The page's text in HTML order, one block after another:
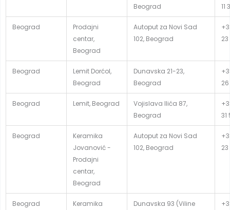
Beograd
11
Beograd
Prodajni
centar,
Beograd
Autoput za Novi Sad
102, Beograd
23
Beograd
Lemit Dorćol,
Beograd
Dunavska 21-23,
Beograd
Beograd Lemit, Beograd
Vojislava Ilića 87,
Beograd
31
Beograd
Keramika
Jovanović -
Prodajni
centar,
Beograd
Autoput za Novi Sad
102, Beograd
23
Beograd
Keramika
Dunavska 93 (Viline